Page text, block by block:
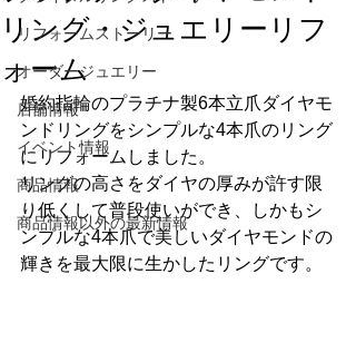
リフォームストーリー
オーダージュエリー
店舗情報
イベント情報
商品情報
商品情報以外の最新情報
リング・ジュエリーリフ
ォーム
婚約指輪のプラチナ製6本立爪ダイヤモ
ンドリングをシンプルな4本爪のリング
にリフォームしました。
リングの高さをダイヤの厚みが許す限
り低くして普段使いができ、しかもシ
ンプルな4本爪で美しいダイヤモンドの
輝きを最大限に生かしたリングです。